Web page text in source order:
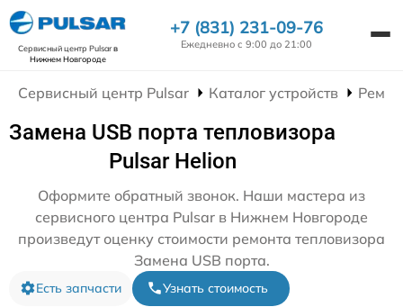
Сервисный центр Pulsarв
Нижнем Новгороде
+7 (831) 231-09-76
Ежедневно с 9:00 до 21:00
Сервисный центр Pulsar Каталог устройств
Замена USB порта тепловизора
Pulsar Helion
Оформите обратный звонок. Наши мастера из
сервисного центра Pulsar в Нижнем Новгороде
произведут оценку стоимости ремонта тепловизора
Замена USB порта.
Есть запчасти Узнать стоимость